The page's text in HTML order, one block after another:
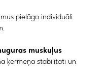
pielāgo individuāli
muskuļus
ķermeņa stabilitāti un